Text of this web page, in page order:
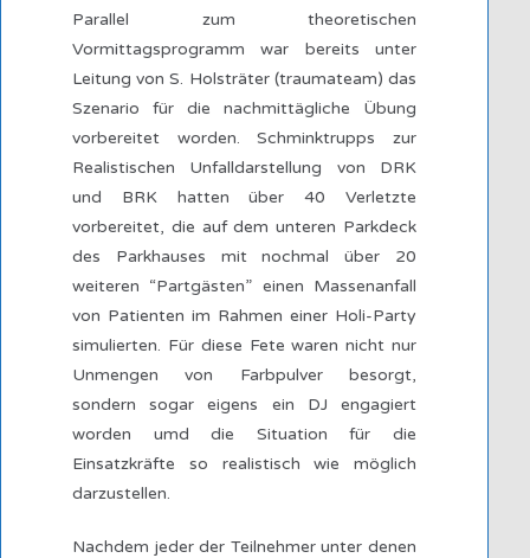
Parallel zum theoretischen
Vormittagsprogramm war bereits unter
Leitung von S. Holsträter (traumateam) das
Szenario für die nachmittägliche Übung
vorbereitet worden. Schminktrupps zur
Realistischen Unfalldarstellung von DRK
und BRK hatten über 40 Verletzte
vorbereitet, die auf dem unteren Parkdeck
des Parkhauses mit nochmal über 20
weiteren “Partgästen” einen Massenanfall
von Patienten im Rahmen einer Holi-Party
simulierten. Für diese Fete waren nicht nur
Unmengen von Farbpulver besorgt,
sondern sogar eigens ein DJ engagiert
worden umd die Situation für die
Einsatzkräfte so realistisch wie möglich
darzustellen.
Nachdem jeder der Teilnehmer unter denen